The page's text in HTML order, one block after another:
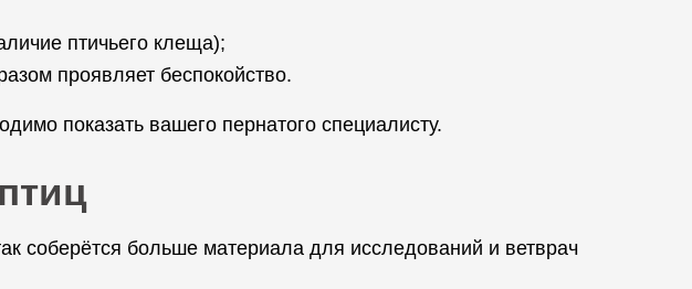
птичьего клеща);
проявляет беспокойство.
показать вашего пернатого специалисту.
соберётся больше материала для исследований и ветврач